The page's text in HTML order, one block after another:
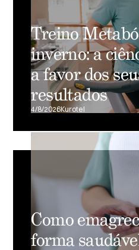
Treino
inverno: a
a favor dos
resultados
4/8/2026Kurotel
Como
forma